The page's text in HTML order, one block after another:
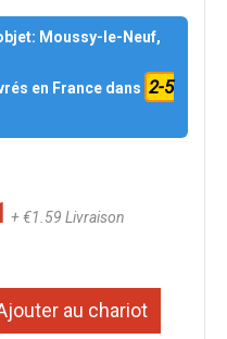
Moussy-le-Neuf,
en France dans 2-5
+ €1.59 Livraison
au chariot